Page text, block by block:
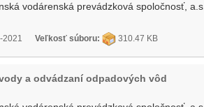
vodárenská prevádzková spoločnosť, a.s.
2021 Veľkosť súboru: 310.47 KB
a odvádzaní odpadových vôd